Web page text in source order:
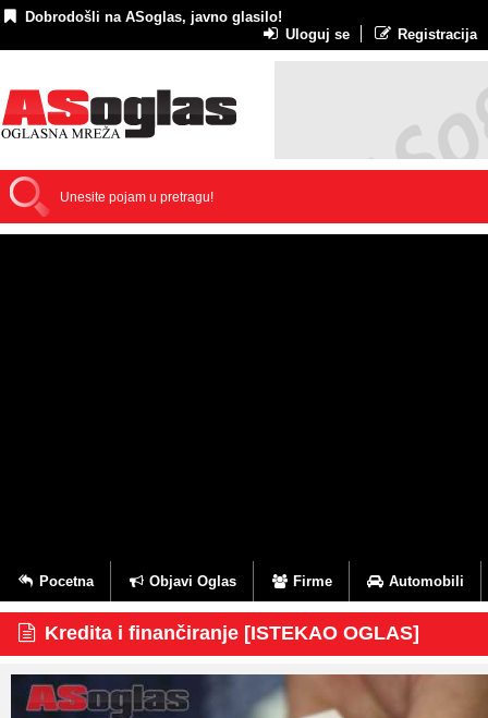
Dobrodošli na ASoglas, javno glasilo!
Uloguj se
Registracija
Pocetna Objavi Oglas Firme Automobili
Kredita i finančiranje [ISTEKAO OGLAS]